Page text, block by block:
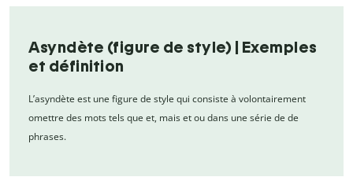
Asyndète (figure de style) | Exemples
et définition
L’asyndète est une figure de style qui consiste à volontairement
omettre des mots tels que et, mais et ou dans une série de de
phrases.